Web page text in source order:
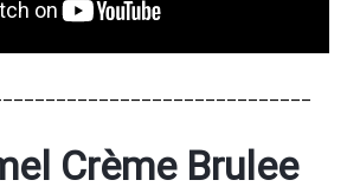
Crème Brulee